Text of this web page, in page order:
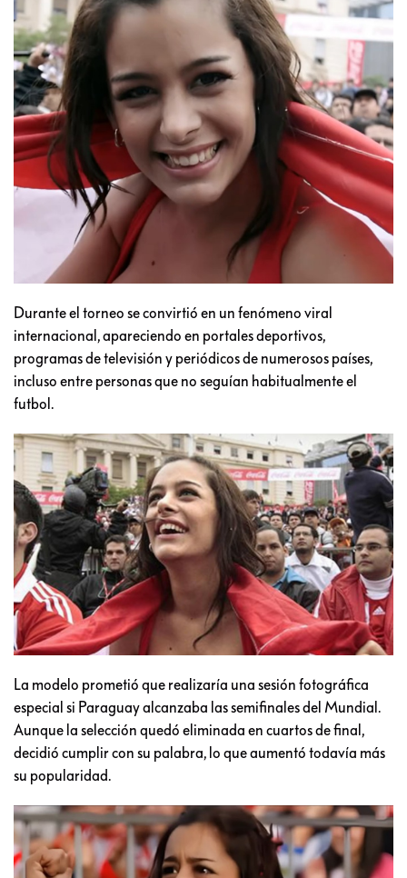
Durante el torneo se convirtió en un fenómeno viral
internacional, apareciendo en portales deportivos,
programas de televisión y periódicos de numerosos países,
incluso entre personas que no seguían habitualmente el
futbol.
La modelo prometió que realizaría una sesión fotográfica
especial si Paraguay alcanzaba las semifinales del Mundial.
Aunque la selección quedó eliminada en cuartos de final,
decidió cumplir con su palabra, lo que aumentó todavía más
su popularidad.